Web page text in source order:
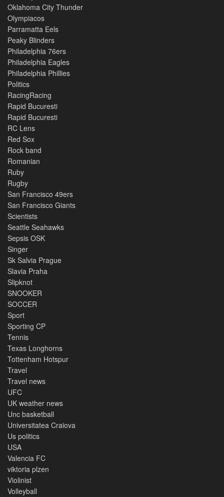
Oklahoma City Thunder
Olympiacos
Parramatta Eels
Peaky Blinders
Philadelphia 76ers
Philadelphia Eagles
Philadelphia Phillies
Politics
RacingRacing
Rapid Bucuresti
Rapid Bucuresti
RC Lens
Red Sox
Rock band
Romanian
Ruby
Rugby
San Francisco 49ers
San Francisco Giants
Scientists
Seattle Seahawks
Sepsis OSK
Singer
Sk Salvia Prague
Slavia Praha
Slipknot
SNOOKER
SOCCER
Sport
Sporting CP
Tennis
Texas Longhorns
Tottenham Hotspur
Travel
Travel news
UFC
UK weather news
Unc basketball
Universitatea Craiova
Us politics
USA
Valencia FC
viktoria plzen
Violinist
Volleyball